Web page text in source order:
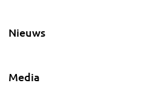
Nieuws
Media